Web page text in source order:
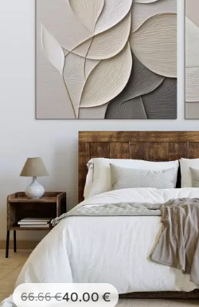
66.66€40.00€